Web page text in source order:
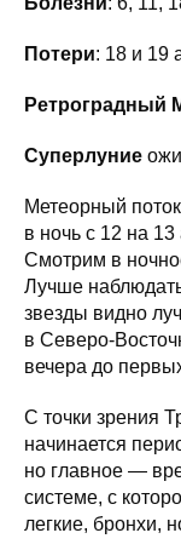
Потери: 18 и 19
Ретроградный
Суперлуние
Метеорный
в ночь с 12 на 13
Смотрим в
Лучше
звезды видно
в Северо-
вечера до
С точки зрения
начинается
но главное —
системе, с
легкие, бронхи,